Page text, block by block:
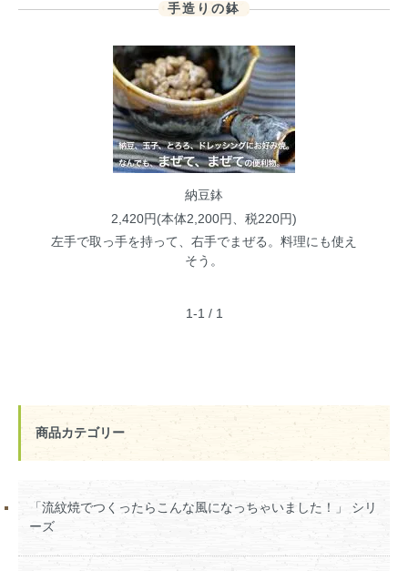
手造りの鉢
納豆鉢
2,420円(本体2,200円、税220円)
左手で取っ手を持って、右手でまぜる。料理にも使え
そう。
1-1 / 1
商品カテゴリー
「流紋焼でつくったらこんな風になっちゃいました！」 シリ
ーズ